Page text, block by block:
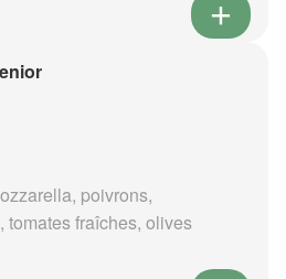
poivrons,
fraîches, olives